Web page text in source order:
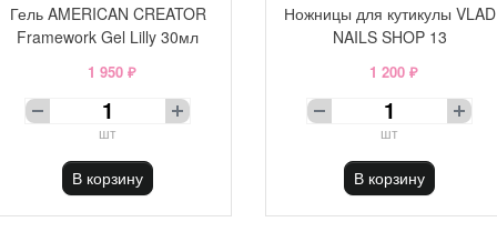
Гель AMERICAN CREATOR
Framework Gel Lilly 30мл
1 950 ₽
шт
В корзину
Ножницы для кутикулы VLAD
NAILS SHOP 13
1 200 ₽
шт
В корзину